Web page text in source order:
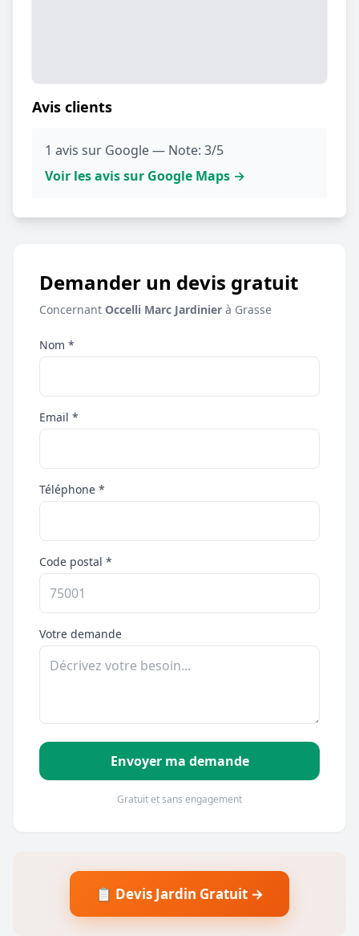
Avis clients
1 avis sur Google — Note: 3/5
Voir les avis sur Google Maps →
Demander un devis gratuit
Concernant Occelli Marc Jardinier à Grasse
Nom *
Email *
Téléphone *
Code postal *
Votre demande
Envoyer ma demande
Gratuit et sans engagement
📋 Devis Jardin Gratuit →